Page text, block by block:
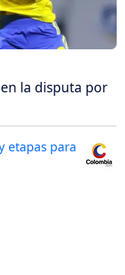
la disputa por